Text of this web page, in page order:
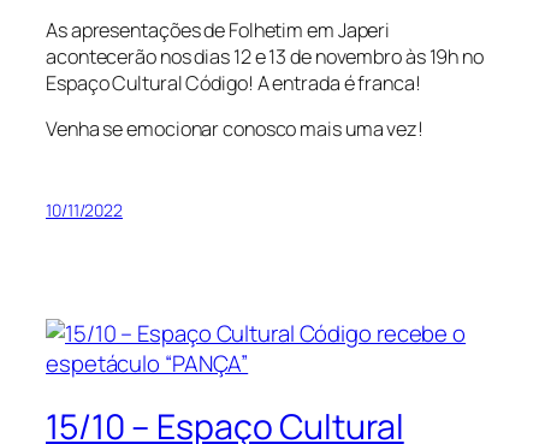
As apresentações de Folhetim em Japeri
acontecerão nos dias 12 e 13 de novembro às 19h no
Espaço Cultural Código! A entrada é franca!
Venha se emocionar conosco mais uma vez!
10/11/2022
15/10 – Espaço Cultural